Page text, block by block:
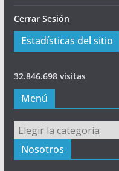
Cerrar Sesión
Estadísticas del sitio
32.846.698 visitas
Menú
Menú
Nosotros